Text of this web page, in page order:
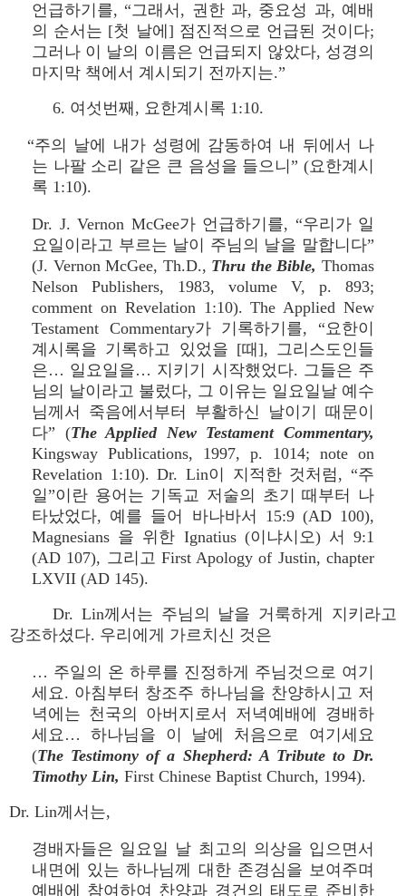
언급하기를, “그래서, 권한 과, 중요성 과, 예배
의 순서는 [첫 날에] 점진적으로 언급된 것이다;
그러나 이 날의 이름은 언급되지 않았다, 성경의
마지막 책에서 계시되기 전까지는.”
6. 여섯번째, 요한계시록 1:10.
“주의 날에 내가 성령에 감동하여 내 뒤에서 나
는 나팔 소리 같은 큰 음성을 들으니” (요한계시
록 1:10).
Dr. J. Vernon McGee가 언급하기를, “우리가 일
요일이라고 부르는 날이 주님의 날을 말합니다”
(J. Vernon McGee, Th.D., Thru the Bible, Thomas
Nelson Publishers, 1983, volume V, p. 893;
comment on Revelation 1:10). The Applied New
Testament Commentary가 기록하기를, “요한이
계시록을 기록하고 있었을 [때], 그리스도인들
은… 일요일을… 지키기 시작했었다. 그들은 주
님의 날이라고 불렀다, 그 이유는 일요일날 예수
님께서 죽음에서부터 부활하신 날이기 때문이
다” (The Applied New Testament Commentary,
Kingsway Publications, 1997, p. 1014; note on
Revelation 1:10). Dr. Lin이 지적한 것처럼, “주
일”이란 용어는 기독교 저술의 초기 때부터 나
타났었다, 예를 들어 바나바서 15:9 (AD 100),
Magnesians 을 위한 Ignatius (이냐시오) 서 9:1
(AD 107), 그리고 First Apology of Justin, chapter
LXVII (AD 145).
Dr. Lin께서는 주님의 날을 거룩하게 지키라고
강조하셨다. 우리에게 가르치신 것은
… 주일의 온 하루를 진정하게 주님것으로 여기
세요. 아침부터 창조주 하나님을 찬양하시고 저
녁에는 천국의 아버지로서 저녁예배에 경배하
세요… 하나님을 이 날에 처음으로 여기세요
(The Testimony of a Shepherd: A Tribute to Dr.
Timothy Lin, First Chinese Baptist Church, 1994).
Dr. Lin께서는,
경배자들은 일요일 날 최고의 의상을 입으면서
내면에 있는 하나님께 대한 존경심을 보여주며
예배에 참여하여 찬양과 경건의 태도로 준비한